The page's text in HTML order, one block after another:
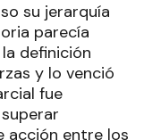
su jerarquía
parecía
definición
y lo venció
fue
acción entre los